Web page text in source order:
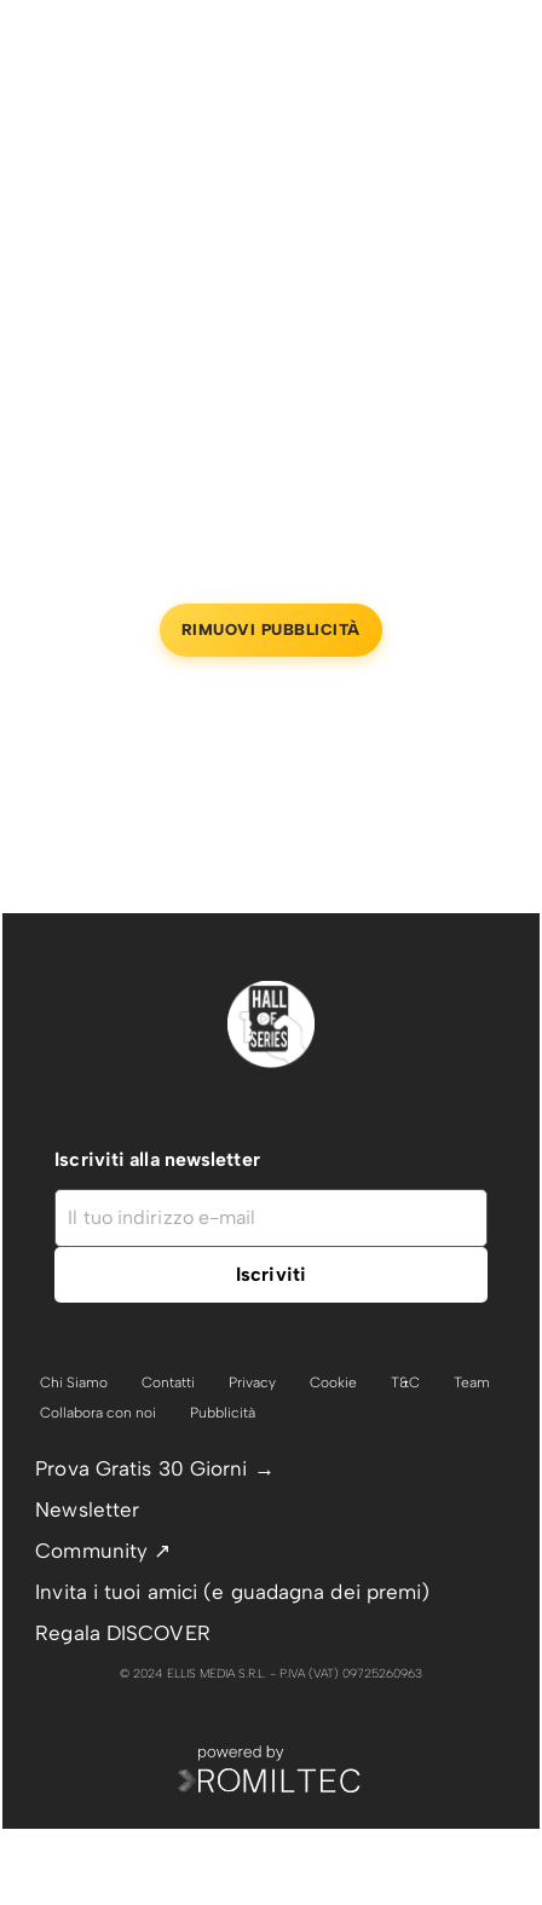
RIMUOVI PUBBLICITÀ
Iscriviti alla newsletter
Chi Siamo Contatti Privacy Cookie T&C
Team
Collabora con noi
Pubblicità
Prova Gratis 30 Giorni →
Newsletter
Community ↗
Invita i tuoi amici (e guadagna dei premi)
Regala DISCOVER
© 2024 ELLIS MEDIA S.R.L. - P.IVA (VAT) 09725260963